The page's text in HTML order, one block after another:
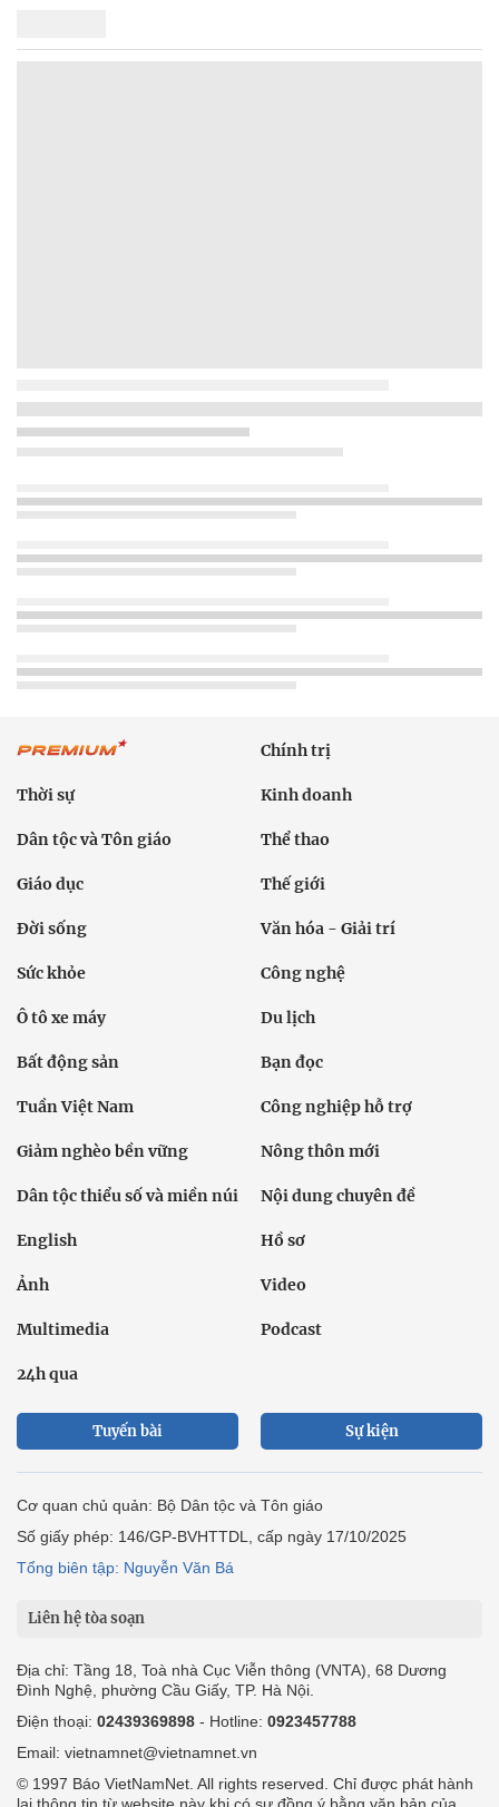
Chính trị
Thời sự Kinh doanh
Dân tộc và Tôn giáo Thể thao
Giáo dục Thế giới
Đời sống Văn hóa - Giải trí
Sức khỏe Công nghệ
Ô tô xe máy Du lịch
Bất động sản Bạn đọc
Tuần Việt Nam Công nghiệp hỗ trợ
Giảm nghèo bền vững Nông thôn mới
Dân tộc thiểu số và miền núi Nội dung chuyên đề
English Hồ sơ
Ảnh Video
Multimedia Podcast
24h qua
Tuyến bài Sự kiện
Cơ quan chủ quản: Bộ Dân tộc và Tôn giáo
Số giấy phép: 146/GP-BVHTTDL, cấp ngày 17/10/2025
Tổng biên tập: Nguyễn Văn Bá
Liên hệ tòa soạn
Địa chỉ: Tầng 18, Toà nhà Cục Viễn thông (VNTA), 68 Dương
Đình Nghệ, phường Cầu Giấy, TP. Hà Nội.
Điện thoại: 02439369898 - Hotline: 0923457788
Email: vietnamnet@vietnamnet.vn
© 1997 Báo VietNamNet. All rights reserved. Chỉ được phát hành